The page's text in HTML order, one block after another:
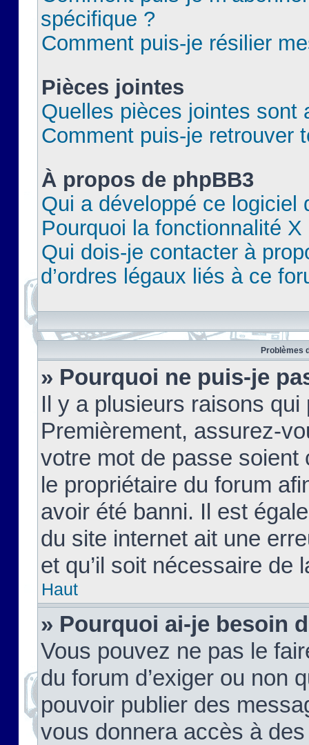
spécifique ?
Comment puis-je résilier
Pièces jointes
Quelles pièces jointes sont
Comment puis-je retrouver
À propos de phpBB3
Qui a développé ce logiciel
Pourquoi la fonctionnalité X
Qui dois-je contacter à
d’ordres légaux liés à ce
Problèmes
» Pourquoi ne puis-je
Il y a plusieurs raisons
Premièrement, assurez-
votre mot de passe soient
le propriétaire du forum
avoir été banni. Il est
du site internet ait une
et qu’il soit nécessaire de
Haut
» Pourquoi ai-je besoin
Vous pouvez ne pas le
du forum d’exiger ou non
pouvoir publier des
vous donnera accès à